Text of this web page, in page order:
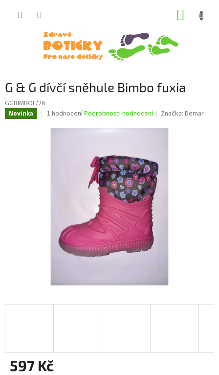
G & G dívčí sněhule Bimbo fuxia
GGBIMBOF/26
Novinka
Průměrné
produktu
1 hodnoceníPodrobnosti hodnocení Značka:Demar
597 Kč